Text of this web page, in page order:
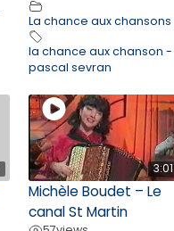
La chance aux chansons
la chance aux chanson -
pascal sevran
3:01
Michèle Boudet – Le
canal St Martin